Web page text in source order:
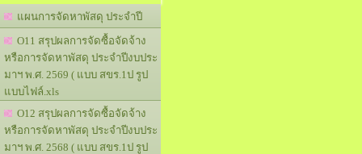
แผนการจัดหาพัสดุ ประจำปี
O11 สรุปผลการจัดซื้อจัดจ้าง
หรือการจัดหาพัสดุ ประจำปีงบประ
มาฯ พ.ศ. 2569 ( แบบ สขร.1ป รูป
แบบไฟล์.xls
O12 สรุปผลการจัดซื้อจัดจ้าง
หรือการจัดหาพัสดุ ประจำปีงบประ
มาฯ พ.ศ. 2568 ( แบบ สขร.1ป รูป